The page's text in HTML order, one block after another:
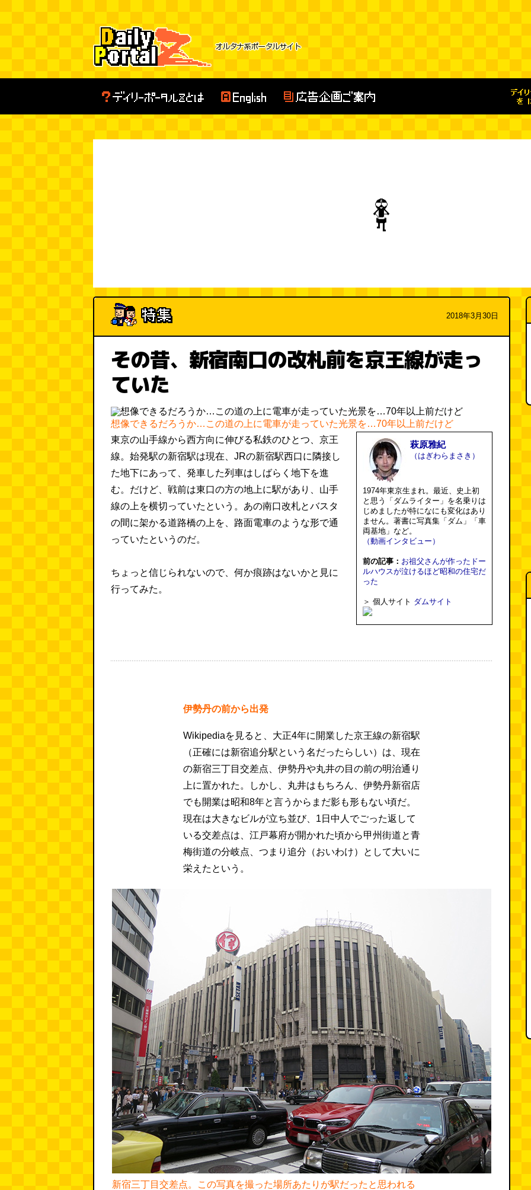
2018年3月30日
その昔、新宿南口の改札前を京王線が走っ
ていた
想像できるだろうか…この道の上に電車が走っていた光景を…70年以上前だけど
東京の山手線から西方向に伸びる私鉄のひとつ、京王
線。始発駅の新宿駅は現在、JRの新宿駅西口に隣接し
た地下にあって、発車した列車はしばらく地下を進
む。だけど、戦前は東口の方の地上に駅があり、山手
線の上を横切っていたという。あの南口改札とバスタ
の間に架かる道路橋の上を、路面電車のような形で通
っていたというのだ。
ちょっと信じられないので、何か痕跡はないかと見に
行ってみた。
萩原雅紀
（はぎわらまさき）
1974年東京生まれ。最近、史上初
と思う「ダムライター」を名乗りは
じめましたが特になにも変化はあり
ません。著書に写真集「ダム」「車
両基地」など。
（動画インタビュー）
前の記事： お祖父さんが作ったドー
ルハウスが泣けるほど昭和の住宅だ
った
＞ 個人サイト ダムサイト
伊勢丹の前から出発
Wikipediaを見ると、大正4年に開業した京王線の新宿駅
（正確には新宿追分駅という名だったらしい）は、現在
の新宿三丁目交差点、伊勢丹や丸井の目の前の明治通り
上に置かれた。しかし、丸井はもちろん、伊勢丹新宿店
でも開業は昭和8年と言うからまだ影も形もない頃だ。
現在は大きなビルが立ち並び、1日中人でごった返して
いる交差点は、江戸幕府が開かれた頃から甲州街道と青
梅街道の分岐点、つまり追分（おいわけ）として大いに
栄えたという。
新宿三丁目交差点。この写真を撮った場所あたりが駅だったと思われる